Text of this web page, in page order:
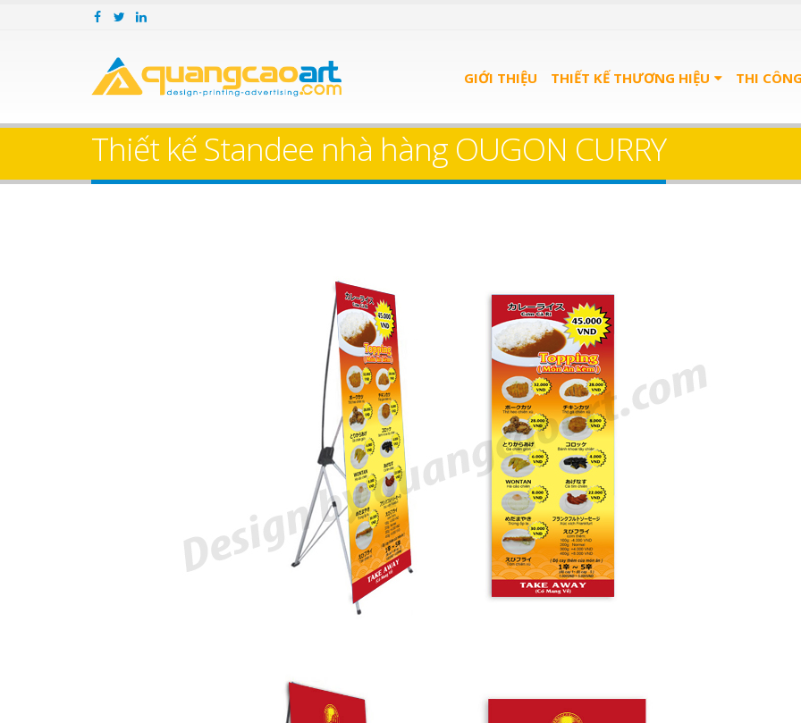
GIỚI THIỆU THIẾT KẾ THƯƠNG HIỆU THI
Thiết kế Standee nhà hàng OUGON CURRY